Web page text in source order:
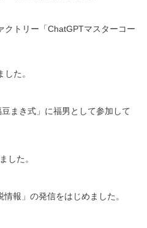
クトリー「ChatGPTマスターコー
した。
まき式」に福男として参加して
した。
報」の発信をはじめました。